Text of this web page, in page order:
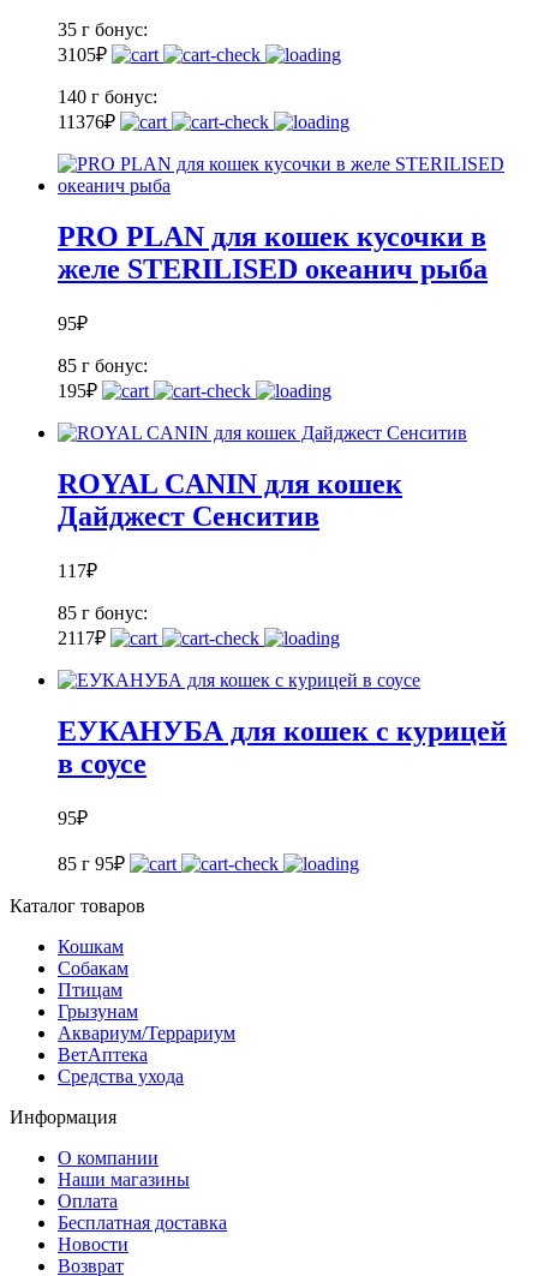
35 г бонус:
3105₽
140 г бонус:
11376₽
PRO PLAN для кошек кусочки в
желе STERILISED океанич рыба
95₽
85 г бонус:
195₽
ROYAL CANIN для кошек
Дайджест Сенситив
117₽
85 г бонус:
2117₽
ЕУКАНУБА для кошек с курицей
в соусе
95₽
85 г 95₽
Каталог товаров
Кошкам
Собакам
Птицам
Грызунам
Аквариум/Террариум
ВетАптека
Средства ухода
Информация
О компании
Наши магазины
Оплата
Бесплатная доставка
Новости
Возврат